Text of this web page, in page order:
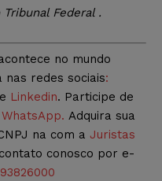
Federal .
no mundo
nas redes sociais:
e Linkedin. Participe de
WhatsApp. Adquira sua
na com a Juristas
conosco por e-